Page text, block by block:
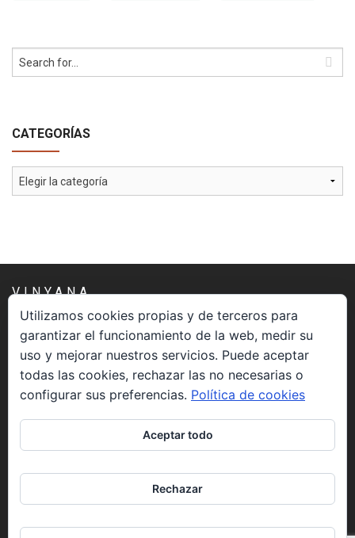
Noticias
Contacto
Cómo Colaborar
CATEGORÍAS
Categorías
VINYANA
Una asociación constituida sin ánimo de lucro cuya misión
es atender los aspectos espirituales relacionados con el
proceso vivir el morir.
REDES SOCIALES
Utilizamos cookies propias y de terceros para
garantizar el funcionamiento de la web, medir su
uso y mejorar nuestros servicios. Puede aceptar
todas las cookies, rechazar las no necesarias o
configurar sus preferencias. Política de cookies
Aceptar todo
Rechazar